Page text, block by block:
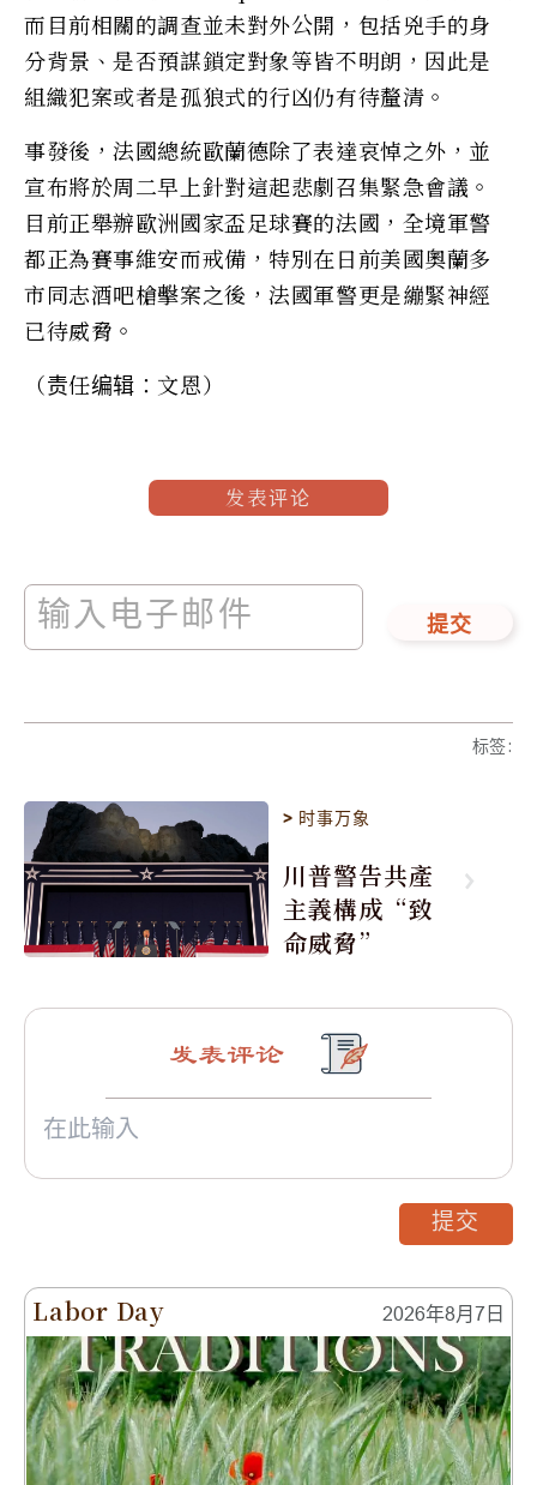
而目前相關的調查並未對外公開，包括兇手的身
分背景、是否預謀鎖定對象等皆不明朗，因此是
組織犯案或者是孤狼式的行凶仍有待釐清。
事發後，法國總統歐蘭德除了表達哀悼之外，並
宣布將於周二早上針對這起悲劇召集緊急會議。
目前正舉辦歐洲國家盃足球賽的法國，全境軍警
都正為賽事維安而戒備，特別在日前美國奧蘭多
市同志酒吧槍擊案之後，法國軍警更是繃緊神經
已待威脅。
（责任编辑：文恩）
发表评论
提交
标签:
> 时事万象
川普警告共產
主義構成“致
命威脅”
Labor Day 2026年8月7日
发表评论
提交